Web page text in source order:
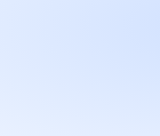
sulla pelle,